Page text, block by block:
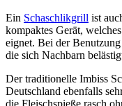
Ein Schaschlikgrill ist
kompaktes Gerät,
eignet. Bei der
die sich Nachbarn
Der traditionelle Imbiss
Deutschland ebenfalls
die Fleischspieße rasch